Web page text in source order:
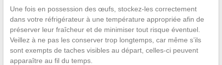
Une fois en possession des œufs, stockez-les correctement
dans votre réfrigérateur à une température appropriée afin de
préserver leur fraîcheur et de minimiser tout risque éventuel.
Veillez à ne pas les conserver trop longtemps, car même s’ils
sont exempts de taches visibles au départ, celles-ci peuvent
apparaître au fil du temps.